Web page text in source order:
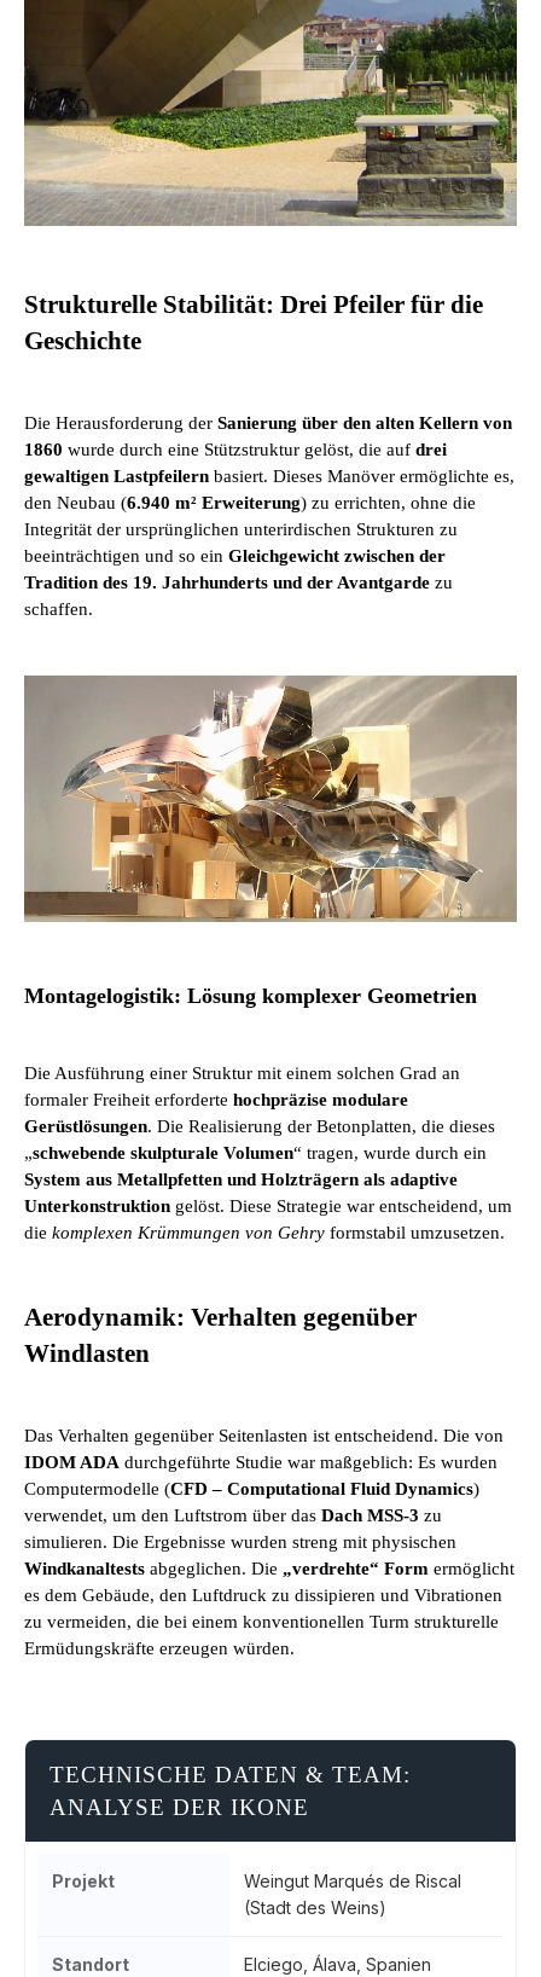
Strukturelle Stabilität: Drei Pfeiler für die
Geschichte
Die Herausforderung der Sanierung über den alten Kellern von
1860 wurde durch eine Stützstruktur gelöst, die auf drei
gewaltigen Lastpfeilern basiert. Dieses Manöver ermöglichte es,
den Neubau (6.940 m² Erweiterung) zu errichten, ohne die
Integrität der ursprünglichen unterirdischen Strukturen zu
beeinträchtigen und so ein Gleichgewicht zwischen der
Tradition des 19. Jahrhunderts und der Avantgarde zu
schaffen.
Montagelogistik: Lösung komplexer Geometrien
Die Ausführung einer Struktur mit einem solchen Grad an
formaler Freiheit erforderte hochpräzise modulare
Gerüstlösungen. Die Realisierung der Betonplatten, die dieses
„schwebende skulpturale Volumen“ tragen, wurde durch ein
System aus Metallpfetten und Holzträgern als adaptive
Unterkonstruktion gelöst. Diese Strategie war entscheidend, um
die komplexen Krümmungen von Gehry formstabil umzusetzen.
Aerodynamik: Verhalten gegenüber
Windlasten
Das Verhalten gegenüber Seitenlasten ist entscheidend. Die von
IDOM ADA durchgeführte Studie war maßgeblich: Es wurden
Computermodelle (CFD – Computational Fluid Dynamics)
verwendet, um den Luftstrom über das Dach MSS-3 zu
simulieren. Die Ergebnisse wurden streng mit physischen
Windkanaltests abgeglichen. Die „verdrehte“ Form ermöglicht
es dem Gebäude, den Luftdruck zu dissipieren und Vibrationen
zu vermeiden, die bei einem konventionellen Turm strukturelle
Ermüdungskräfte erzeugen würden.
TECHNISCHE DATEN & TEAM:
ANALYSE DER IKONE
Projekt
Weingut Marqués de Riscal
(Stadt des Weins)
Standort Elciego, Álava, Spanien